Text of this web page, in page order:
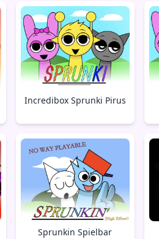
Incredibox Sprunki Pirus
Sprunkin Spielbar